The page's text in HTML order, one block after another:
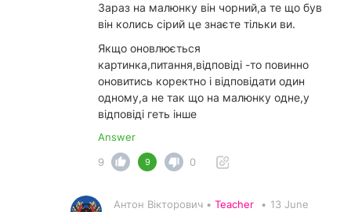
Зараз на малюнку він чорний,а те що був
він колись сірий це знаєте тільки ви.
Якщо оновлюється
картинка,питання,відповіді -то повинно
оновитись коректно і відповідати один
одному,а не так що на малюнку одне,у
відповіді геть інше
Answer
9
9 0
Антон Вікторович • Teacher • 13 June